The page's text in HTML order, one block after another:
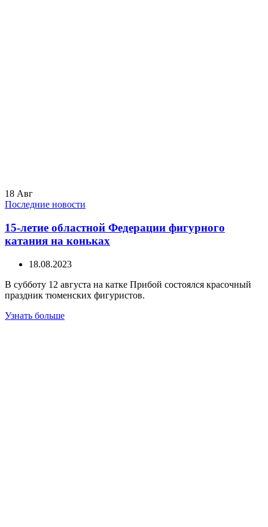
18 Авг
Последние новости
15-летие областной Федерации фигурного
катания на коньках
18.08.2023
В субботу 12 августа на катке Прибой состоялся красочный
праздник тюменских фигуристов.
Узнать больше